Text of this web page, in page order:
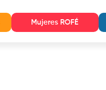
Mujeres ROFÉ